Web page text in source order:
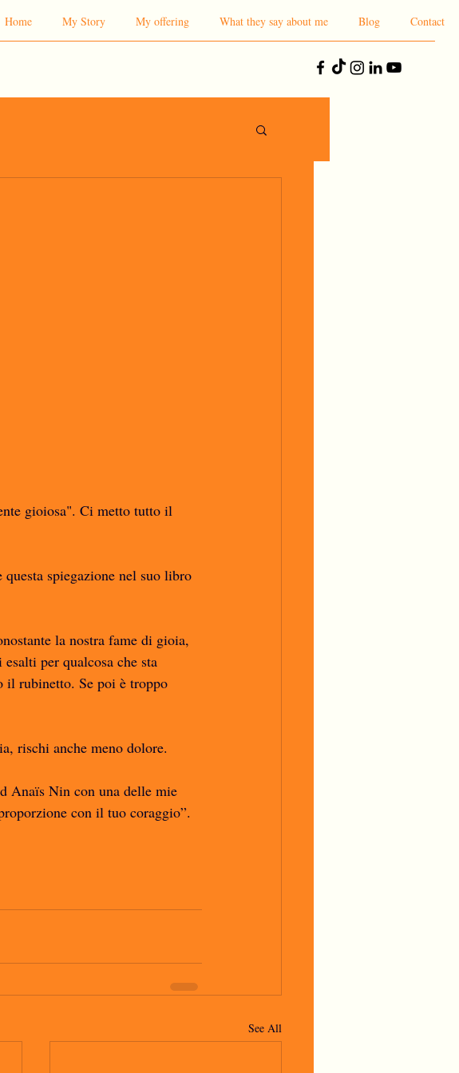
Home My Story My offering What they say about me Blog Contact
gioiosa". Ci metto tutto il
spiegazione nel suo libro
la nostra fame di gioia,
per qualcosa che sta
il rubinetto. Se poi è troppo
rischi anche meno dolore.
Anaïs Nin con una delle mie
con il tuo coraggio”.
See All